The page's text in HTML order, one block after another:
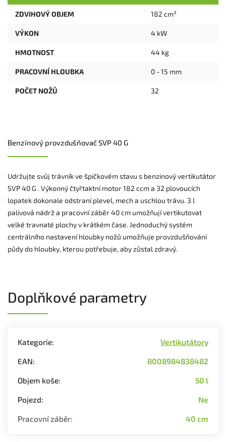
ZDVIHOVÝ OBJEM 182 cm³
VÝKON 4 kW
HMOTNOST 44 kg
PRACOVNÍ HLOUBKA 0 - 15 mm
POČET NOŽŮ 32
Benzínový provzdušňovač SVP 40 G
Udržujte svůj trávník ve špičkovém stavu s benzinový vertikutátor
SVP 40 G . Výkonný čtyřtaktní motor 182 ccm a 32 plovoucích
lopatek dokonale odstraní plevel, mech a uschlou trávu. 3 l
palivová nádrž a pracovní záběr 40 cm umožňují vertikutovat
velké travnaté plochy v krátkém čase. Jednoduchý systém
centrálního nastavení hloubky nožů umožňuje provzdušňování
půdy do hloubky, kterou potřebuje, aby zůstal zdravý.
Doplňkové parametry
Kategorie: Vertikutátory
EAN: 8008984838482
Objem koše: 50 l
Pojezd: Ne
Pracovní záběr: 40 cm